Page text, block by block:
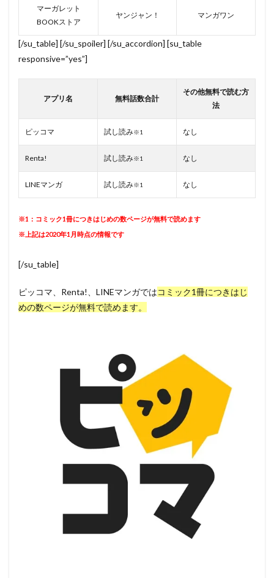
マーガレット
BOOKストア
ヤンジャン！ マンガワン
[/su_table] [/su_spoiler] [/su_accordion] [su_table
responsive=”yes”]
アプリ名 無料話数合計
その他無料で読む方
法
ピッコマ 試し読み※1 なし
Renta! 試し読み※1 なし
LINEマンガ 試し読み※1 なし
※1：コミック1冊につきはじめの数ページが無料で読めます
※上記は2020年1月時点の情報です
[/su_table]
ピッコマ、Renta!、LINEマンガではコミック1冊につきはじ
めの数ページが無料で読めます。